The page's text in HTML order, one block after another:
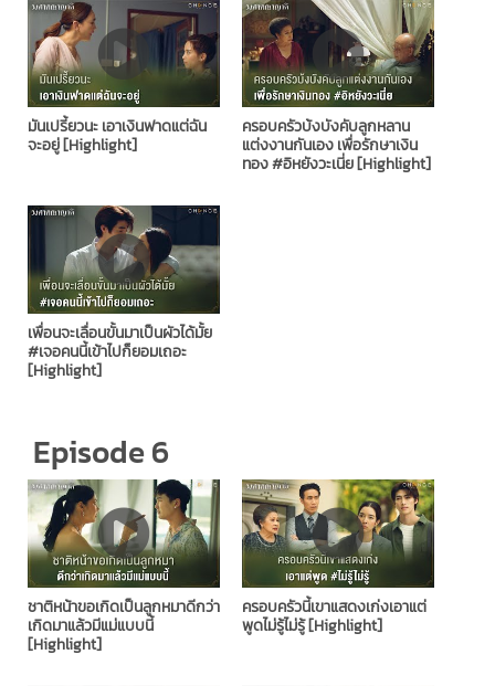
มันเปรี้ยวนะ เอาเงินฟาดแต่ฉัน
จะอยู่ [Highlight]
ครอบครัวบ้งบังคับลูกหลาน
แต่งงานกันเอง เพื่อรักษาเงิน
ทอง #อิหยังวะเนี่ย [Highlight]
เพื่อนจะเลื่อนขั้นมาเป็นผัวได้มั้ย
#เจอคนนี้เข้าไปก็ยอมเถอะ
[Highlight]
Episode 6
ชาติหน้าขอเกิดเป็นลูกหมาดีกว่า
เกิดมาแล้วมีแม่แบบนี้
[Highlight]
ครอบครัวนี้เขาแสดงเก่งเอาแต่
พูดไม่รู้ไม่รู้ [Highlight]